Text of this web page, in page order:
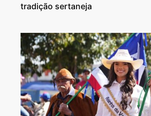
tradição sertaneja